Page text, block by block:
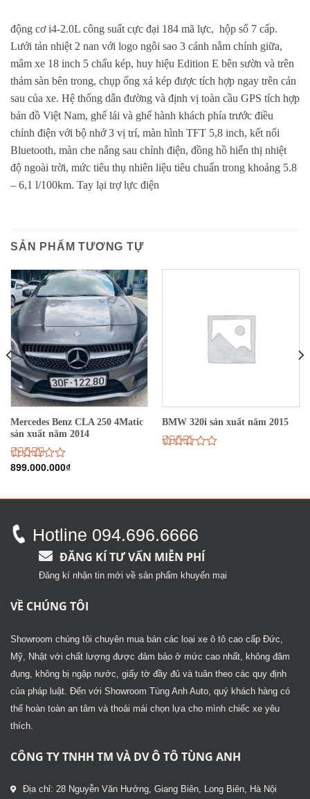
động cơ i4-2.0L công suất cực đại 184 mã lực, hộp số 7 cấp.
Lưới tản nhiệt 2 nan với logo ngôi sao 3 cánh nằm chính giữa,
mâm xe 18 inch 5 chấu kép, huy hiệu Edition E bên sườn và trên
thảm sàn bên trong, chụp ống xả kép được tích hợp ngay trên cản
sau của xe. Hệ thống dẫn đường và định vị toàn cầu GPS tích hợp
bản đồ Việt Nam, ghế lái và ghế hành khách phía trước điều
chỉnh điện với bộ nhớ 3 vị trí, màn hình TFT 5,8 inch, kết nối
Bluetooth, màn che nắng sau chỉnh điện, đồng hồ hiển thị nhiệt
độ ngoài trời, mức tiêu thụ nhiên liệu tiêu chuẩn trong khoảng 5.8
– 6,1 l/100km. Tay lại trợ lực điện
SẢN PHẨM TƯƠNG TỰ
Mercedes Benz CLA 250 4Matic
sản xuất năm 2014
Được
2.985
899.000.000₫
BMW 320i sản xuất năm 2015
sao
Hotline 094.696.6666
ĐĂNG KÍ TƯ VẤN MIỄN PHÍ
Đăng kí nhận tin mới về sản phẩm khuyến mại
VỀ CHÚNG TÔI
Showroom chúng tôi chuyên mua bán các loại xe ô tô cao cấp Đức,
Mỹ, Nhật với chất lượng được đảm bảo ở mức cao nhất, không đâm
đụng, không bị ngập nước, giấy tờ đầy đủ và tuân theo các quy định
của pháp luật. Đến với Showroom Tùng Anh Auto, quý khách hàng có
thể hoàn toàn an tâm và thoải mái chọn lựa cho mình chiếc xe yêu
thích.
CÔNG TY TNHH TM VÀ DV Ô TÔ TÙNG ANH
Địa chỉ: 28 Nguyễn Văn Hưởng, Giang Biên, Long Biên, Hà Nội